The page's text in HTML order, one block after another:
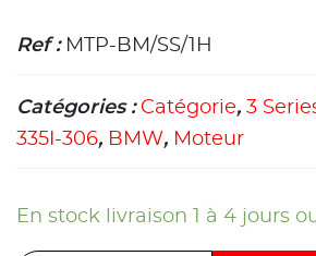
Ref : MTP-BM/SS/1H
Catégories : Catégorie, 3
335I-306, BMW, Moteur
En stock livraison 1 à 4 jours